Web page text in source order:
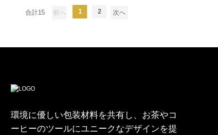
れも非常に簡単で、簡単に洗うだけで元の輝きを取り戻すことができま
す。自分用でも贈り物としても非常に適した選択です。全体的なデザイン
合計15 前へ 1 2 次へ
環境に優しい包装材料を共有し、お茶やコ
ーヒーのツールにユニークなデザインを提